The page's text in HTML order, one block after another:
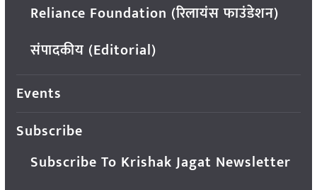
Reliance Foundation (रिलायंस फाउंडेशन)
संपादकीय (Editorial)
Events
Subscribe
Subscribe To Krishak Jagat Newsletter